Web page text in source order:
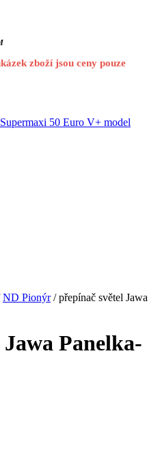
zboží jsou ceny pouze
50 Euro V+ model
ND Pionýr /přepínač světel Jawa
Panelka-